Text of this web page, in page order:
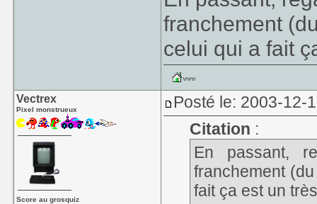
franchement
celui qui a fait
Vectrex
Pixel monstrueux
Score au grosquiz
Posté le: 2003-12-
Citation :
En passant,
franchement
fait ça est un